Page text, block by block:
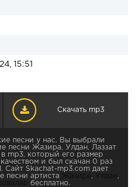
15:51
Скачать mp3
песни у нас. Вы выбрали
песни Жазира, Улдан, Лаззат
mp3, который его размер
и был скачан 0 раз
Сайт Skachat-mp3.com дает
песни артиста
Жазира Улдан
бесплатно.